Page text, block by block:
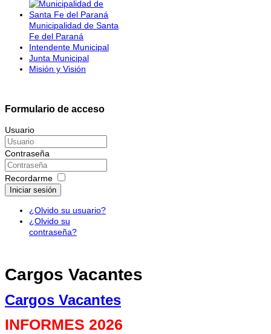
Municipalidad de Santa
Fe del Paraná
Intendente Municipal
Junta Municipal
Misión y Visión
Formulario de acceso
Usuario
Contraseña
Recordarme
Iniciar sesión
¿Olvido su usuario?
¿Olvido su
contraseña?
Cargos Vacantes
Cargos Vacantes
INFORMES 2026